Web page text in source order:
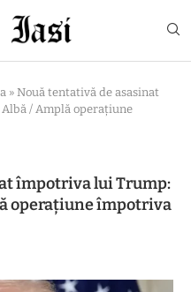
» Nouă tentativă de asasinat
/ Amplă operațiune
împotriva lui Trump:
operațiune împotriva